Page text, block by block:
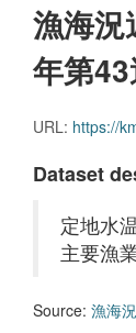
漁海況
年第
URL: https://kmi-
Dataset
定地水
主要漁
Source: 漁海